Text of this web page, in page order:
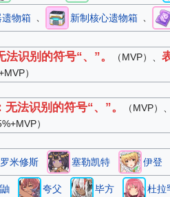
物箱 新制核心遗物箱
识别的符号“、”。 （MVP）、
）
法识别的符号“、”。 （MVP）、
）
米修斯 塞勒凯特 伊登
夸父 毕方 杜拉